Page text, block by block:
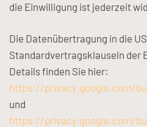
die Einwilligung ist jederzeit
Die Datenübertragung in die
Standardvertragsklauseln der
Details finden Sie hier:
https://privacy.google.com/
und
https://privacy.google.com/